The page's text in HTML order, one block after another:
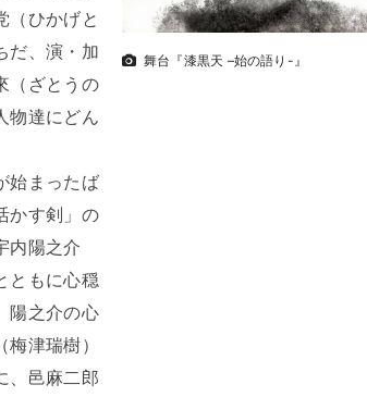
舞台『漆黒天 –始の語り-』
（ひかげと
だ、演・加
（ざとうの
物達にどん
始まったば
かす剣」の
内陽之介
ともに心穏
陽之介の心
津瑞樹）
、邑麻二郎